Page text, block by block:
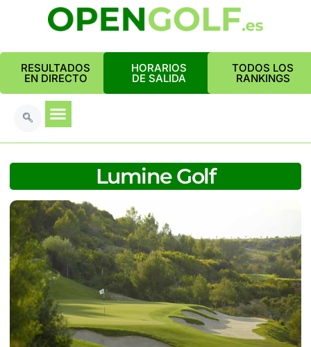
RESULTADOS
EN DIRECTO
HORARIOS
DE SALIDA
TODOS LOS
RANKINGS
Lumine Golf